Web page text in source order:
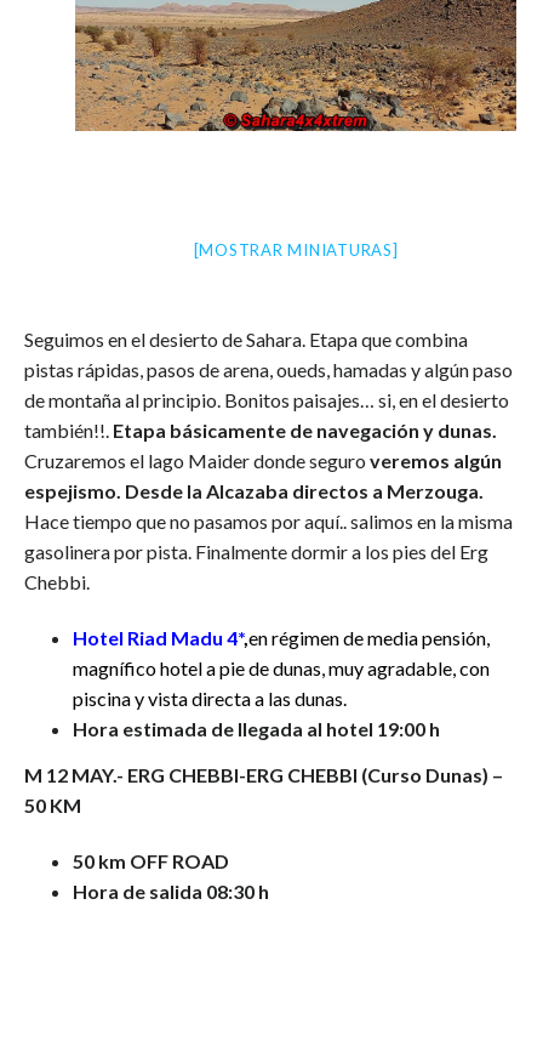
[MOSTRAR MINIATURAS]
Seguimos en el desierto de Sahara. Etapa que combina
pistas rápidas, pasos de arena, oueds, hamadas y algún paso
de montaña al principio. Bonitos paisajes… si, en el desierto
también!!. Etapa básicamente de navegación y dunas.
Cruzaremos el lago Maider donde seguro veremos algún
espejismo. Desde la Alcazaba directos a Merzouga.
Hace tiempo que no pasamos por aquí.. salimos en la misma
gasolinera por pista. Finalmente dormir a los pies del Erg
Chebbi.
Hotel Riad Madu 4*,en régimen de media pensión,
magnífico hotel a pie de dunas, muy agradable, con
piscina y vista directa a las dunas.
Hora estimada de llegada al hotel 19:00 h
M 12 MAY.- ERG CHEBBI-ERG CHEBBI (Curso Dunas) –
50 KM
50 km OFF ROAD
Hora de salida 08:30 h